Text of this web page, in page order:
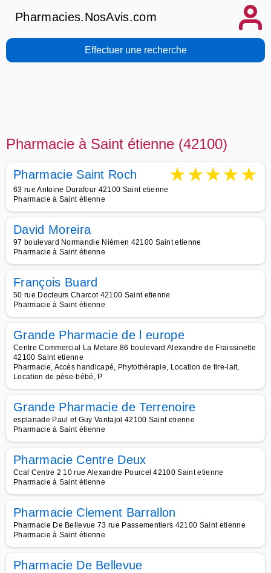
Pharmacies.NosAvis.com
Effectuer une recherche
Pharmacie à Saint étienne (42100)
Pharmacie Saint Roch ★★★★★
63 rue Antoine Durafour 42100 Saint etienne
Pharmacie à Saint étienne
David Moreira
97 boulevard Normandie Niémen 42100 Saint etienne
Pharmacie à Saint étienne
François Buard
50 rue Docteurs Charcot 42100 Saint etienne
Pharmacie à Saint étienne
Grande Pharmacie de l europe
Centre Commercial La Metare 86 boulevard Alexandre de Fraissinette
42100 Saint etienne
Pharmacie, Accès handicapé, Phytothérapie, Location de tire-lait,
Location de pèse-bébé, P
Grande Pharmacie de Terrenoire
esplanade Paul et Guy Vantajol 42100 Saint etienne
Pharmacie à Saint étienne
Pharmacie Centre Deux
Ccal Centre 2 10 rue Alexandre Pourcel 42100 Saint etienne
Pharmacie à Saint étienne
Pharmacie Clement Barrallon
Pharmacie De Bellevue 73 rue Passementiers 42100 Saint etienne
Pharmacie à Saint étienne
Pharmacie De Bellevue